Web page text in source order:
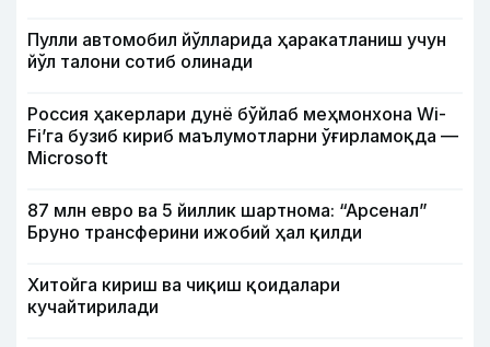
Пулли автомобил йўлларида ҳаракатланиш учун
йўл талони сотиб олинади
Россия ҳакерлари дунё бўйлаб меҳмонхона Wi-
Fi’га бузиб кириб маълумотларни ўғирламоқда —
Microsoft
87 млн евро ва 5 йиллик шартнома: “Арсенал”
Бруно трансферини ижобий ҳал қилди
Хитойга кириш ва чиқиш қоидалари
кучайтирилади